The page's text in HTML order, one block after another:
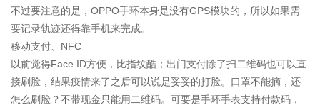
不过要注意的是，OPPO手环本身是没有GPS模块的，所以如果需
要记录轨迹还得靠手机来完成。
移动支付、NFC
以前觉得Face ID方便，比指纹酷；出门支付除了扫二维码也可以直
接刷脸，结果疫情来了之后可以说是妥妥的打脸。口罩不能摘，还
怎么刷脸？不带现金只能用二维码。可要是手环手表支持付款码，